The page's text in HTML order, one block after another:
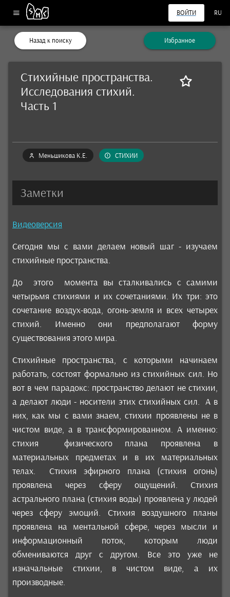
ВОЙТИ RU
Назад к поиску Избранное
Стихийные пространства.
Исследования стихий.
Часть 1
Меньшикова К.Е. СТИХИИ
Заметки
Видеоверсия
Сегодня мы с вами делаем новый шаг - изучаем
стихийные пространства.
До этого момента вы сталкивались с самими
четырьмя стихиями и их сочетаниями. Их три: это
сочетание воздух-вода, огонь-земля и всех четырех
стихий. Именно они предполагают форму
существования этого мира.
Стихийные пространства, с которыми начинаем
работать, состоят формально из стихийных сил. Но
вот в чем парадокс: пространство делают не стихии,
а делают люди - носители этих стихийных сил. А в
них, как мы с вами знаем, стихии проявлены не в
чистом виде, а в трансформированном. А именно:
стихия физического плана проявлена в
материальных предметах и в их материальных
телах. Стихия эфирного плана (стихия огонь)
проявлена через сферу ощущений. Стихия
астрального плана (стихия воды) проявлена у людей
через сферу эмоций. Стихия воздушного планы
проявлена на ментальной сфере, через мысли и
информационный поток, которым люди
обмениваются друг с другом. Все это уже не
изначальные стихии, в чистом виде, а их
производные.